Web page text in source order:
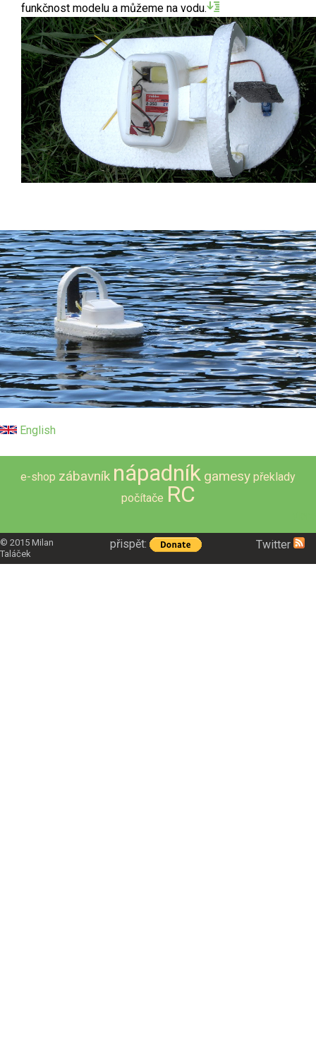
funkčnost modelu a můžeme na vodu.
English
e-shop zábavník nápadník gamesy překlady
počítače RC
© 2015 Milan
Taláček
přispět: Twitter